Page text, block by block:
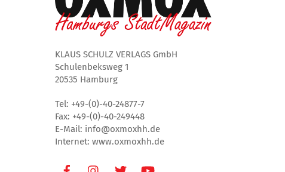
KLAUS SCHULZ VERLAGS GmbH
Schulenbeksweg 1
20535 Hamburg
Tel: +49-(0)-40-24877-7
Fax: +49-(0)-40-249448
E-Mail: info@oxmoxhh.de
Internet: www.oxmoxhh.de
FacebookInstagramTwitter